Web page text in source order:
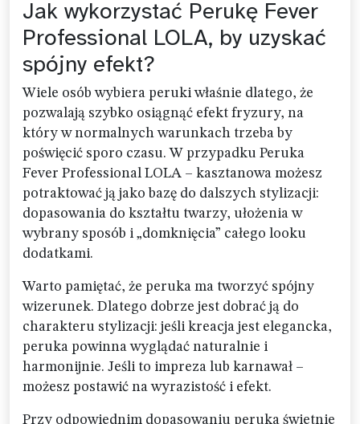
Jak wykorzystać Perukę Fever
Professional LOLA, by uzyskać
spójny efekt?
Wiele osób wybiera peruki właśnie dlatego, że
pozwalają szybko osiągnąć efekt fryzury, na
który w normalnych warunkach trzeba by
poświęcić sporo czasu. W przypadku Peruka
Fever Professional LOLA – kasztanowa możesz
potraktować ją jako bazę do dalszych stylizacji:
dopasowania do kształtu twarzy, ułożenia w
wybrany sposób i „domknięcia” całego looku
dodatkami.
Warto pamiętać, że peruka ma tworzyć spójny
wizerunek. Dlatego dobrze jest dobrać ją do
charakteru stylizacji: jeśli kreacja jest elegancka,
peruka powinna wyglądać naturalnie i
harmonijnie. Jeśli to impreza lub karnawał –
możesz postawić na wyrazistość i efekt.
Przy odpowiednim dopasowaniu peruka świetnie